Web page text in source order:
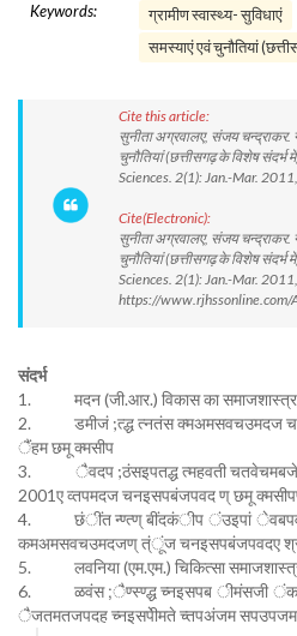
Keywords:
ग्रामीण स्वास्थ्य- सुविधाएं
समस्याएं एवं चुनौतियां
Cite this article:
सुनीता अग्रवालए, संजय चन्द्राकर.
चुनौतियां (छत्तीसगढ़ के विशेष
Sciences. 2(1): Jan.-Mar.
Cite(Electronic):
सुनीता अग्रवालए, संजय चन्द्राकर.
चुनौतियां (छत्तीसगढ़ के विशेष
Sciences. 2(1): Jan.-Mar.
https://
संदर्भ
1. मदन (जी.आर.) विकास का समाजशास्त्र,
2. डमीजं ;त्द्ध त्नतंस क्मअमसवचउमदज
ैंहम छमू क्मसीप
3. ैवदप ;ठंसइपतद्ध त्महवती चतवेचमबजे
2001ए व्तपमदज चनइसपबंजपवद ण् छमू
4. छंींत न्ण्त्ण् बींदकंीप ंउइपां
कमअमसवचउमदजण् त्ंूंज चनइसपबंजपवदए
5. लवनिया (एम.एम.) चिकित्सा
6. ळवंस ;ैण्स्ण्द्ध च्नइसपब ीमंसजी
ैजतमतजपदह च्नइसपेीमते च्तपअंजम